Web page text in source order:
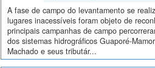
A fase de campo do levantamento se
lugares inacessíveis foram objeto de
principais campanhas de campo
dos sistemas hidrográficos Guaporé-
Machado e seus tributár...